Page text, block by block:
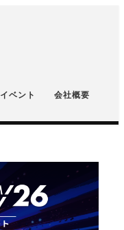
イベント 会社概要